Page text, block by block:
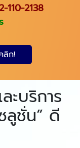
110-2138
ลิก!
บริการ
ลูชั่น” ดี